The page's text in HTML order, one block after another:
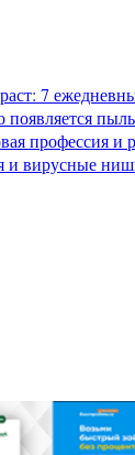
7
профессия и
и вирусные